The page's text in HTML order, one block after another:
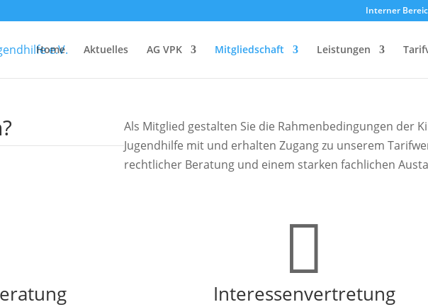
Interner
Home Aktuelles AG VPK Mitgliedschaft Leistungen
Als Mitglied gestalten Sie die Rahmenbedingungen der
Jugendhilfe mit und erhalten Zugang zu unserem
rechtlicher Beratung und einem starken fachlichen

Interessenvertretung